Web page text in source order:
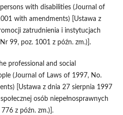
with disabilities (Journal of
with amendments) [Ustawa z
zatrudnienia i instytucjach
99, poz. 1001 z późn. zm.)].
professional and social
(Journal of Laws of 1997, No.
[Ustawa z dnia 27 sierpnia 1997
osób niepełnosprawnych
z późn. zm.)].